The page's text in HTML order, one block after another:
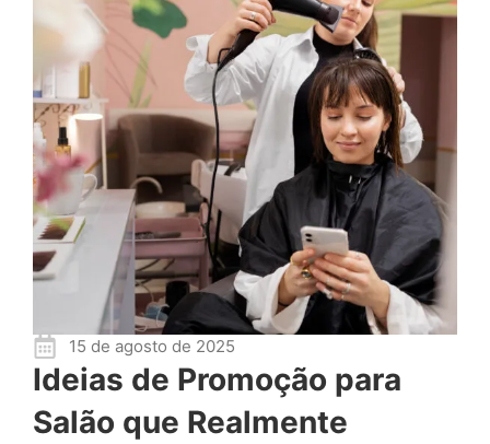
15 de agosto de 2025
Ideias de Promoção para
Salão que Realmente